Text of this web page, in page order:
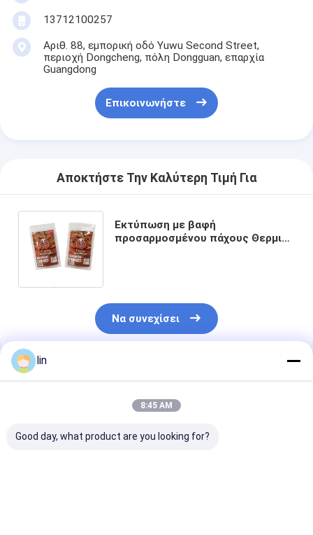
13712100257
Αριθ. 88, εμπορική οδό Yuwu Second Street,
περιοχή Dongcheng, πόλη Dongguan, επαρχία
Guangdong
Επικοινωνήστε
Αποκτήστε Την Καλύτερη Τιμή Για
Εκτύπωση με βαφή
προσαρμοσμένου πάχους Θερμικά
Να συνεχίσει
Συνιστώμενα Προϊόντα
lin
8:45 AM
Good day, what product are you looking for?